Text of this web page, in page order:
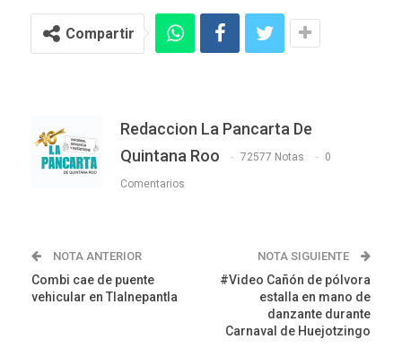
Compartir
Redaccion La Pancarta De
Quintana Roo
72577 Notas 0
Comentarios
NOTA ANTERIOR
Combi cae de puente
vehicular en Tlalnepantla
NOTA SIGUIENTE
#Video Cañón de pólvora
estalla en mano de
danzante durante
Carnaval de Huejotzingo